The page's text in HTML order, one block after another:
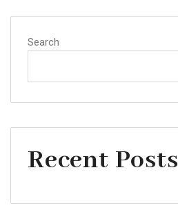
Search
Recent Posts